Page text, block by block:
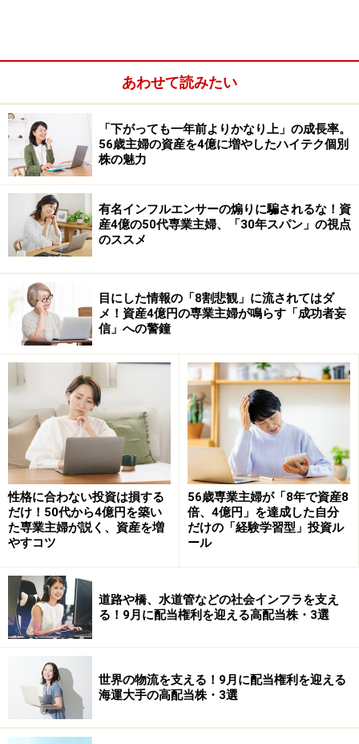
全世界株
米国株
へ投資するETFや投資信託を利用する人も増えていま
す。つまり「将来に向けて資産を育てたい」という人に
利用されることが多い商品です。
毎月分配型ファンドは定期収入を重視
毎月分配型ファンドは、その名の通り毎月分配金を受け
取ることができる商品です。株式や債券、REIT（不動産
投資信託）などに投資し、その運用成果の一部を分配し
ます。
毎月収入が入ることから、退職後の資産運用や定期収入
を重視する投資家に利用されることがあります。ただ
し、分配金の金額だけを見るのではなく、基準価額や運
用実績も確認することが大切です。
投資では「いくら受け取ったか」だけでなく、「資産全
体がどう増減したか」を見る視点も重要になります。
初心者は何を重視するべき？
資産形成を重視するならETF、定期的な収入を重視する
なら毎月分配型ファンドという考え方があります。もち
ろん、どちらがよい悪いという話ではありません。
あわせて読みたい
「下がっても一年前よりかなり上」の成長率。
56歳主婦の資産を4億に増やしたハイテク個別
株の魅力
有名インフルエンサーの煽りに騙されるな！資
産4億の50代専業主婦、「30年スパン」の視点
のススメ
目にした情報の「8割悲観」に流されてはダ
メ！資産4億円の専業主婦が鳴らす「成功者妄
信」への警鐘
性格に合わない投資は損する
だけ！50代から4億円を築い
た専業主婦が説く、資産を増
やすコツ
56歳専業主婦が「8年で資産8
倍、4億円」を達成した自分
だけの「経験学習型」投資ル
ール
道路や橋、水道管などの社会インフラを支え
る！9月に配当権利を迎える高配当株・3選
世界の物流を支える！9月に配当権利を迎える
海運大手の高配当株・3選